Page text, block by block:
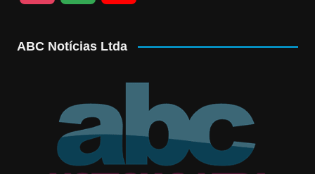
a
g
l
e b
ABC Notícias Ltda